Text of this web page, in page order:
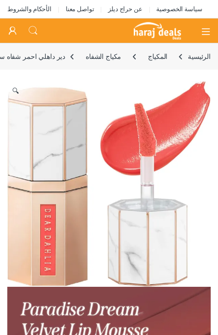
سياسة الخصوصية عن حراج ديلز تواصل معنا الأحكام والشروط
Open
الرئيسية المكياج مكياج الشفاه دير داهلي احمر شفاه
🔍